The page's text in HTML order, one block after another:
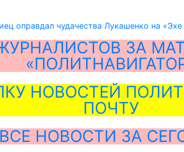
оправдал чудачества Лукашенко на
ЗА
НОВОСТЕЙ
ПОЧТУ
ВСЕ НОВОСТИ ЗА